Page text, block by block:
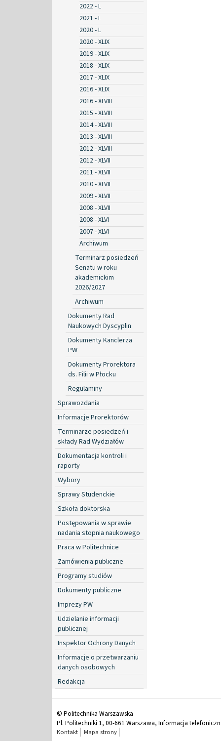
2022 - L
2021 - L
2020 - L
2020 - XLIX
2019 - XLIX
2018 - XLIX
2017 - XLIX
2016 - XLIX
2016 - XLVIII
2015 - XLVIII
2014 - XLVIII
2013 - XLVIII
2012 - XLVIII
2012 - XLVII
2011 - XLVII
2010 - XLVII
2009 - XLVII
2008 - XLVII
2008 - XLVI
2007 - XLVI
Archiwum
Terminarz posiedzeń
Senatu w roku
akademickim
2026/2027
Archiwum
Dokumenty Rad
Naukowych Dyscyplin
Dokumenty Kanclerza
PW
Dokumenty Prorektora
ds. Filii w Płocku
Regulaminy
Sprawozdania
Informacje Prorektorów
Terminarze posiedzeń i
składy Rad Wydziałów
Dokumentacja kontroli i
raporty
Wybory
Sprawy Studenckie
Szkoła doktorska
Postępowania w sprawie
nadania stopnia naukowego
Praca w Politechnice
Zamówienia publiczne
Programy studiów
Dokumenty publiczne
Imprezy PW
Udzielanie informacji
publicznej
Inspektor Ochrony Danych
Informacje o przetwarzaniu
danych osobowych
Redakcja
© Politechnika Warszawska
Pl. Politechniki 1, 00-661 Warszawa, Informacja
Kontakt Mapa strony